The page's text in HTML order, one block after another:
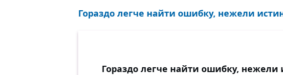
Гораздо легче найти ошибку, нежели
Гораздо легче найти ошибку,